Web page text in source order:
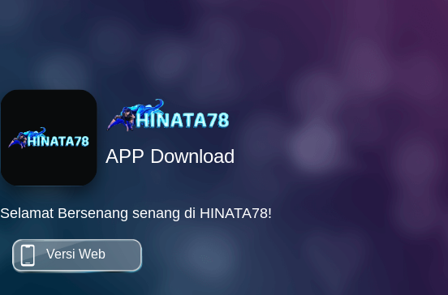
APP Download
Selamat Bersenang senang di HINATA78!
Versi Web